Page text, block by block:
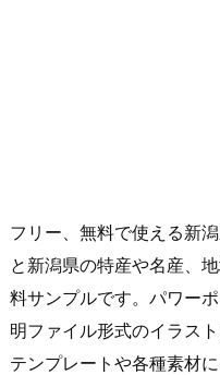
フリー、無料で使える新
と新潟県の特産や名産、
料サンプルです。パワー
明ファイル形式のイラス
テンプレートや各種素材に